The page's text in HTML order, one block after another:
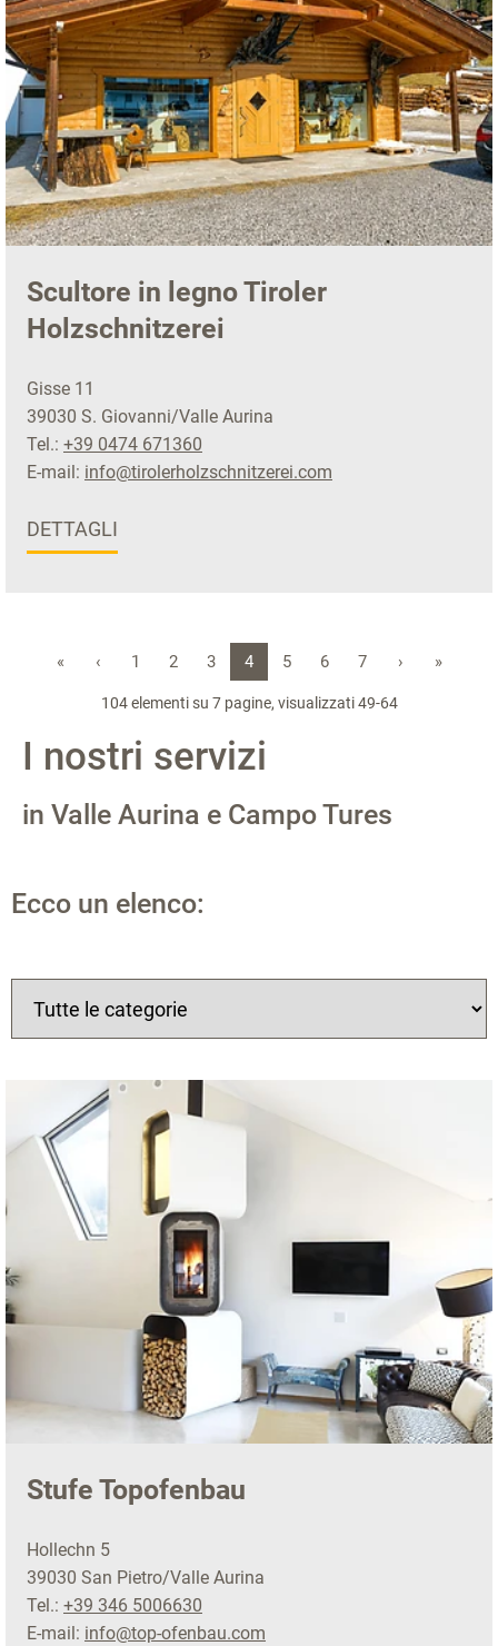
Scultore in legno Tiroler
Holzschnitzerei
Gisse 11
39030 S. Giovanni/Valle Aurina
Tel.: +39 0474 671360
E-mail: info@tirolerholzschnitzerei.com
DETTAGLI
« ‹ 1 2 3 4 5 6 7 › »
104 elementi su 7 pagine, visualizzati 49-64
I nostri servizi
in Valle Aurina e Campo Tures
Ecco un elenco:
Stufe Topofenbau
Hollechn 5
39030 San Pietro/Valle Aurina
Tel.: +39 346 5006630
E-mail: info@top-ofenbau.com